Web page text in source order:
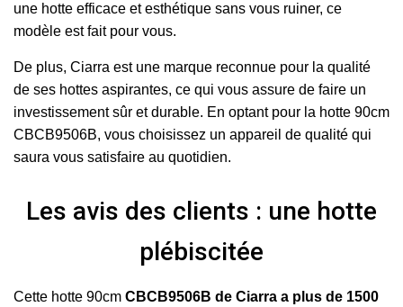
une hotte efficace et esthétique sans vous ruiner, ce
modèle est fait pour vous.
De plus, Ciarra est une marque reconnue pour la qualité
de ses hottes aspirantes, ce qui vous assure de faire un
investissement sûr et durable. En optant pour la hotte 90cm
CBCB9506B, vous choisissez un appareil de qualité qui
saura vous satisfaire au quotidien.
Les avis des clients : une hotte
plébiscitée
Cette hotte 90cmCBCB9506B de Ciarra a plus de 1500